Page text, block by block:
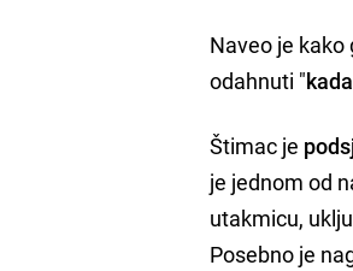
Naveo je kako
odahnuti "
Štimac je
je jednom od
utakmicu,
Posebno je